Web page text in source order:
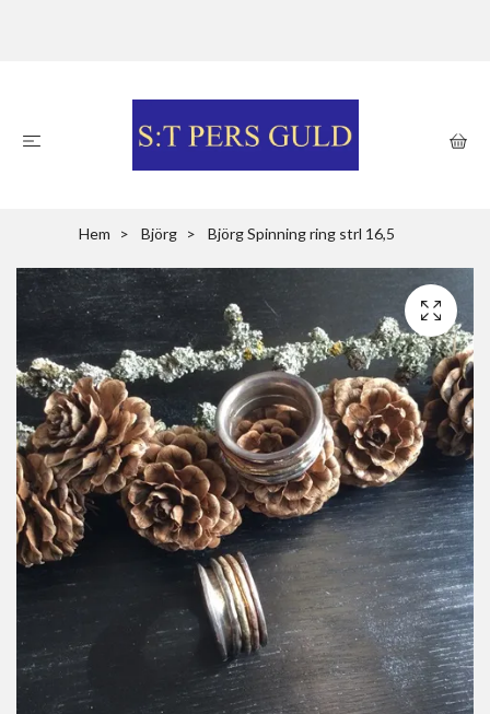
Hem Björg Björg Spinning ring strl 16,5